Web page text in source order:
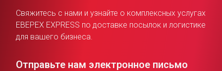
Свяжитесь с нами и узнайте о комплексных услугах
EBEPEX EXPRESS по доставке посылок и логистике
для вашего бизнеса.
Отправьте нам электронное письмо